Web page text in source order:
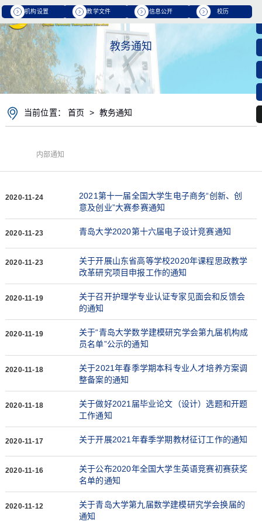
机构设置 教学文件 信息公开 校历
教务通知
当前位置：首页 > 教务通知
内部通知
2020-11-24
2021第十一届全国大学生电子商务“创新、创
意及创业”大赛参赛通知
2020-11-23 青岛大学2020第十六届电子设计竞赛通知
2020-11-23
关于开展山东省高等学校2020年课程思政教学
改革研究项目申报工作的通知
2020-11-19
关于召开护理学专业认证专家见面会和反馈会
的通知
2020-11-19
关于“青岛大学数学建模研究学会第九届机构成
员名单”公示的通知
2020-11-18
关于2021年春季学期本科专业人才培养方案调
整备案的通知
2020-11-18
关于做好2021届毕业论文（设计）选题和开题
工作通知
2020-11-17 关于开展2021年春季学期教材征订工作的通知
2020-11-16
关于公布2020年全国大学生英语竞赛初赛获奖
名单的通知
2020-11-12
关于青岛大学第九届数学建模研究学会换届的
通知